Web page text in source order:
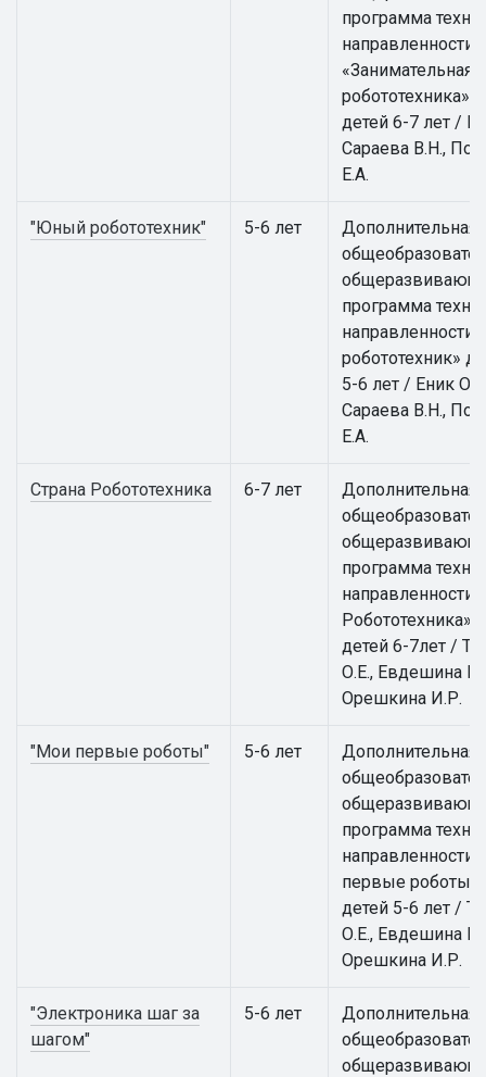
программа
направленности
«Занимательная
робототехника»
детей 6-7 лет /
Сараева В.Н.,
Е.А.
"Юный робототехник" 5-6 лет
Дополнительная
программа
робототехник»
5-6 лет / Еник
Сараева В.Н.,
Е.А.
Страна Робототехника 6-7 лет
Дополнительная
программа
направленности
Робототехника»
детей 6-7лет /
О.Е., Евдешина
Орешкина И.Р.
"Мои первые роботы" 5-6 лет
Дополнительная
программа
направленности
первые роботы»
детей 5-6 лет /
О.Е., Евдешина
Орешкина И.Р.
"Электроника шаг за
шагом"
5-6 лет
Дополнительная